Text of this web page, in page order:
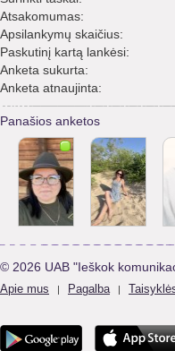
Atsakomumas:
Apsilankymų skaičius:
Paskutinį kartą lankėsi:
Anketa sukurta:
Anketa atnaujinta:
Panašios anketos
© 2026 UAB "Ieškok
Apie mus | Pagalba |